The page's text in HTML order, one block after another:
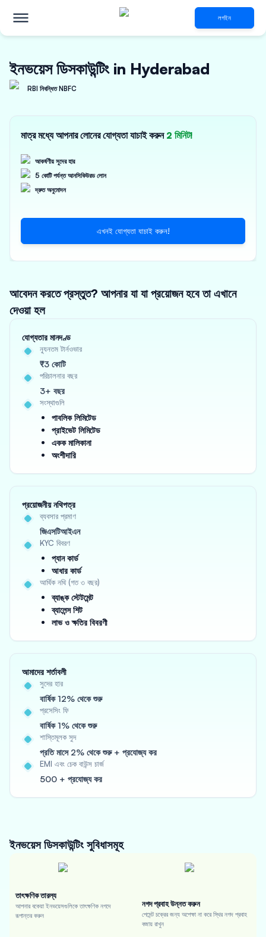
লগইন
ইনভয়েস ডিসকাউন্টিং in Hyderabad
RBI নিবন্ধিত NBFC
মাত্র মধ্যে আপনার লোনের যোগ্যতা যাচাই করুন 2 মিনিট!
আকর্ষণীয় সুদের হার
5 কোটি পর্যন্ত আনসিকিউরড লোন
দ্রুত অনুমোদন
এখনই যোগ্যতা যাচাই করুন!
আবেদন করতে প্রস্তুত? আপনার যা যা প্রয়োজন হবে তা এখানে
দেওয়া হল
যোগ্যতার মানদণ্ড
ন্যূনতম টার্নওভার
₹3 কোটি
পরিচালনার বছর
3+ বছর
সংস্থাগুলি
পাবলিক লিমিটেড
প্রাইভেট লিমিটেড
একক মালিকানা
অংশীদারি
প্রয়োজনীয় নথিপত্র
ব্যবসার প্রমাণ
জিএসটিআইএন
KYC বিবরণ
প্যান কার্ড
আধার কার্ড
আর্থিক নথি (গত ৩ বছর)
ব্যাঙ্ক স্টেটমেন্ট
ব্যালেন্স শিট
লাভ ও ক্ষতির বিবরণী
আমাদের শর্তাবলী
সুদের হার
বার্ষিক 12% থেকে শুরু
প্রসেসিং ফি
বার্ষিক 1% থেকে শুরু
শাস্তিমূলক সুদ
প্রতি মাসে 2% থেকে শুরু + প্রযোজ্য কর
EMI এবং চেক বাউন্স চার্জ
500 + প্রযোজ্য কর
ইনভয়েস ডিসকাউন্টিং সুবিধাসমূহ
তাৎক্ষণিক তারল্য
আপনার বকেয়া ইনভয়েসগুলিকে তাৎক্ষণিক নগদে
রূপান্তর করুন
নগদ প্রবাহ উন্নত করুন
পেমেন্ট চক্রের জন্য অপেক্ষা না করে স্থির নগদ প্রবাহ
বজায় রাখুন